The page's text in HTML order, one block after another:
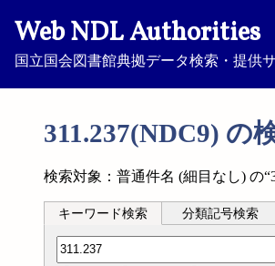
Web NDL Authorities
国立国会図書館典拠データ検索・提供
311.237(NDC9) の
検索対象：普通件名 (細目なし) の
キーワード検索 分類記号検索
分類記号検索